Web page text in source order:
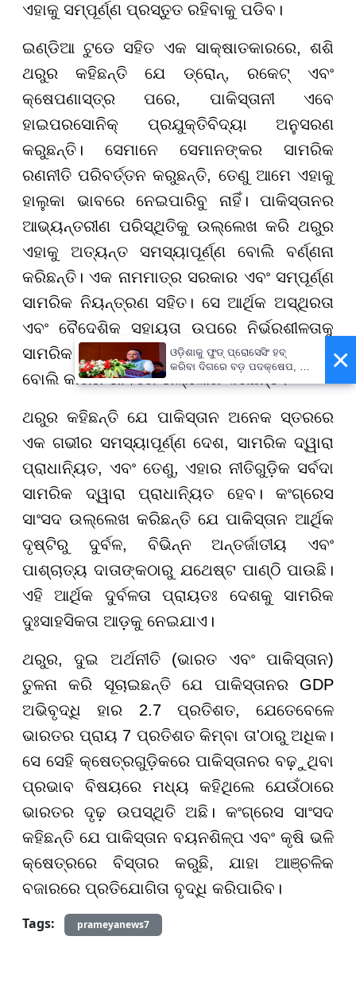
ଏହାକୁ ସମ୍ପୂର୍ଣ୍ଣ ପ୍ରସ୍ତୁତ ରହିବାକୁ ପଡିବ।
ଇଣ୍ଡିଆ ଟୁଡେ ସହିତ ଏକ ସାକ୍ଷାତକାରରେ, ଶଶି
ଥରୁର କହିଛନ୍ତି ଯେ ଡ୍ରୋନ୍, ରକେଟ୍ ଏବଂ
କ୍ଷେପଣାସ୍ତ୍ର ପରେ, ପାକିସ୍ତାନୀ ଏବେ
ହାଇପରସୋନିକ୍ ପ୍ରଯୁକ୍ତିବିଦ୍ୟା ଅନୁସରଣ
କରୁଛନ୍ତି। ସେମାନେ ସେମାନଙ୍କର ସାମରିକ
ରଣନୀତି ପରିବର୍ତ୍ତନ କରୁଛନ୍ତି, ତେଣୁ ଆମେ ଏହାକୁ
ହାଲୁକା ଭାବରେ ନେଇପାରିବୁ ନାହିଁ। ପାକିସ୍ତାନର
ଆଭ୍ୟନ୍ତରୀଣ ପରିସ୍ଥିତିକୁ ଉଲ୍ଲେଖ କରି ଥରୁର
ଏହାକୁ ଅତ୍ୟନ୍ତ ସମସ୍ୟାପୂର୍ଣ୍ଣ ବୋଲି ବର୍ଣ୍ଣନା
କରିଛନ୍ତି। ଏକ ନାମମାତ୍ର ସରକାର ଏବଂ ସମ୍ପୂର୍ଣ୍ଣ
ସାମରିକ ନିୟନ୍ତ୍ରଣ ସହିତ। ସେ ଆର୍ଥିକ ଅସ୍ଥିରତା
ଏବଂ ବୈଦେଶିକ ସହାୟତା ଉପରେ ନିର୍ଭରଶୀଳତାକୁ
ସାମରିକ ଦୁଃସାହସିକତାକୁ ପ୍ରୋତ୍ସାହିତ କରିପାରେ
ବୋଲି କାରଣ ଭାବରେ ଉଲ୍ଲେଖ କରିଛନ୍ତି।
ଥରୁର କହିଛନ୍ତି ଯେ ପାକିସ୍ତାନ ଅନେକ ସ୍ତରରେ
ଏକ ଗଭୀର ସମସ୍ୟାପୂର୍ଣ୍ଣ ଦେଶ, ସାମରିକ ଦ୍ୱାରା
ପ୍ରାଧାନ୍ୟିତ, ଏବଂ ତେଣୁ, ଏହାର ନୀତିଗୁଡ଼ିକ ସର୍ବଦା
ସାମରିକ ଦ୍ୱାରା ପ୍ରାଧାନ୍ୟିତ ହେବ। କଂଗ୍ରେସ
ସାଂସଦ ଉଲ୍ଲେଖ କରିଛନ୍ତି ଯେ ପାକିସ୍ତାନ ଆର୍ଥିକ
ଦୃଷ୍ଟିରୁ ଦୁର୍ବଳ, ବିଭିନ୍ନ ଅନ୍ତର୍ଜାତୀୟ ଏବଂ
ପାଶ୍ଚାତ୍ୟ ଦାତାଙ୍କଠାରୁ ଯଥେଷ୍ଟ ପାଣ୍ଠି ପାଉଛି।
ଏହି ଆର୍ଥିକ ଦୁର୍ବଳତା ପ୍ରାୟତଃ ଦେଶକୁ ସାମରିକ
ଦୁଃସାହସିକତା ଆଡ଼କୁ ନେଇଯାଏ।
ଥରୁର, ଦୁଇ ଅର୍ଥନୀତି (ଭାରତ ଏବଂ ପାକିସ୍ତାନ)
ତୁଳନା କରି ସୂଚାଇଛନ୍ତି ଯେ ପାକିସ୍ତାନର GDP
ଅଭିବୃଦ୍ଧି ହାର 2.7 ପ୍ରତିଶତ, ଯେତେବେଳେ
ଭାରତର ପ୍ରାୟ 7 ପ୍ରତିଶତ କିମ୍ବା ତା'ଠାରୁ ଅଧିକ।
ସେ ସେହି କ୍ଷେତ୍ରଗୁଡ଼ିକରେ ପାକିସ୍ତାନର ବଢ଼ୁଥିବା
ପ୍ରଭାବ ବିଷୟରେ ମଧ୍ୟ କହିଥିଲେ ଯେଉଁଠାରେ
ଭାରତର ଦୃଢ଼ ଉପସ୍ଥିତି ଅଛି। କଂଗ୍ରେସ ସାଂସଦ
କହିଛନ୍ତି ଯେ ପାକିସ୍ତାନ ବୟନଶିଳ୍ପ ଏବଂ କୃଷି ଭଳି
କ୍ଷେତ୍ରରେ ବିସ୍ତାର କରୁଛି, ଯାହା ଆଞ୍ଚଳିକ
ବଜାରରେ ପ୍ରତିଯୋଗିତା ବୃଦ୍ଧି କରିପାରିବ।
Tags:
prameyanews7
×
ଓଡ଼ିଶାକୁ ଫୁଡ୍ ପ୍ରୋସେସିଂ ହବ୍
କରିବା ଦିଗରେ ବଡ଼ ପଦକ୍ଷେପ, ୪୨
ହଜାରରୁ ଅଧିକ ନିଯୁକ୍ତି ସୁଯୋଗ